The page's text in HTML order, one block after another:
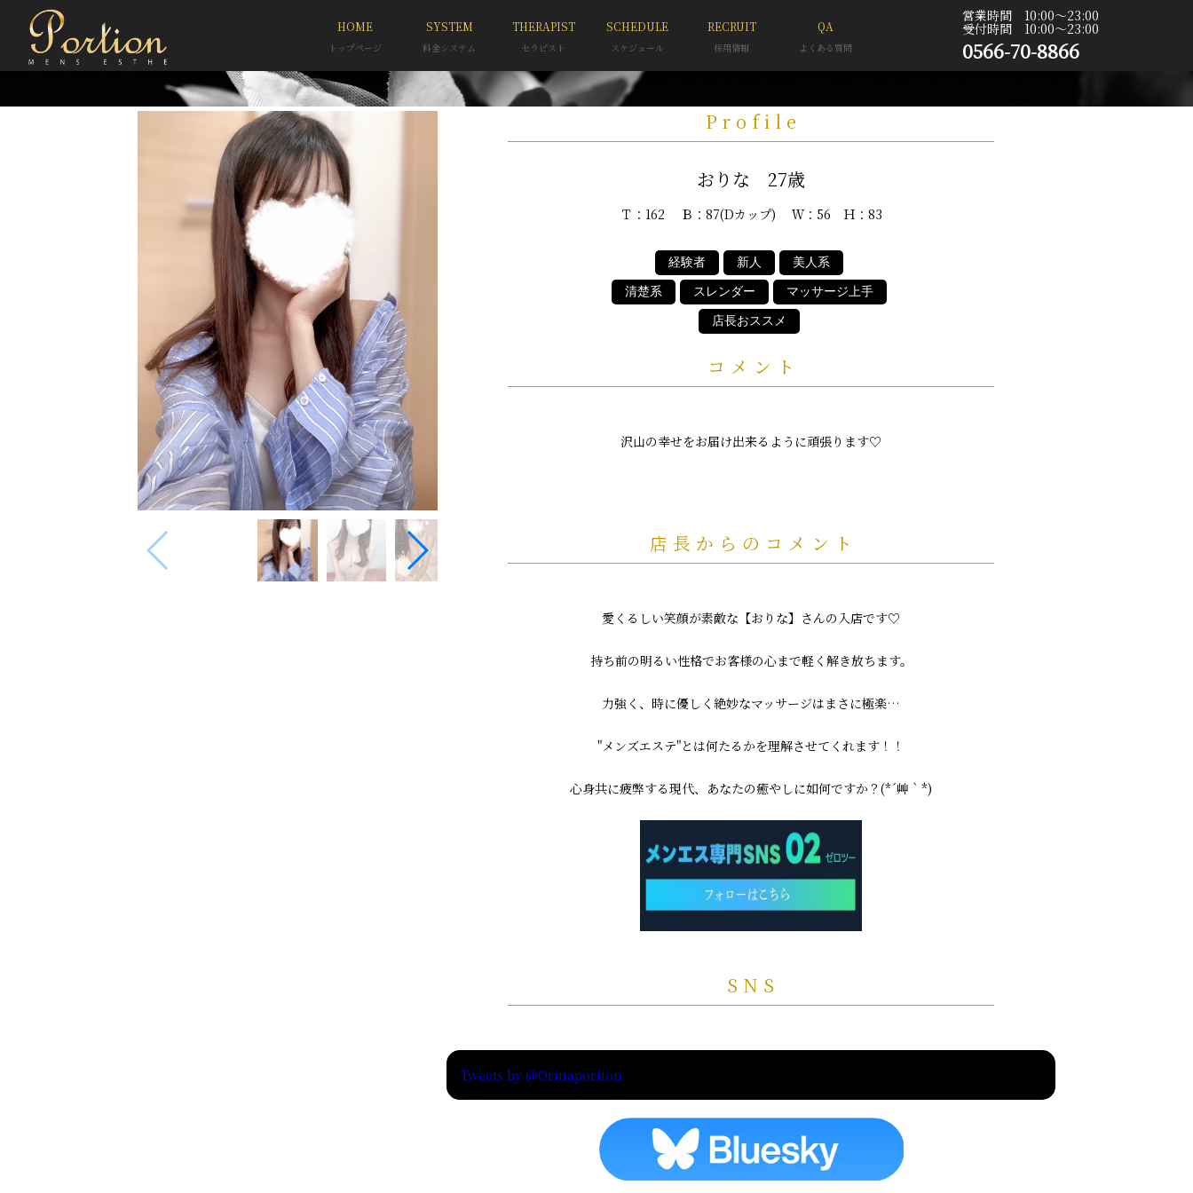
HOME
トップページ
SYSTEM
料金システム
THERAPIST
セラピスト
SCHEDULE
スケジュール
RECRUIT
採用情報
QA
よくある質問
営業時間 10:00〜23:00
受付時間 10:00〜23:00
0566-70-8866
Profile
おりな 27歳
Ｔ：162 Ｂ：87(Dカップ) Ｗ：56 Ｈ：83
経験者 新人 美人系
清楚系 スレンダー マッサージ上手
店長おススメ
コメント
沢山の幸せをお届け出来るように頑張ります♡
店長からのコメント
愛くるしい笑顔が素敵な【おりな】さんの入店です♡
持ち前の明るい性格でお客様の心まで軽く解き放ちます。
力強く、時に優しく絶妙なマッサージはまさに極楽…
"メンズエステ"とは何たるかを理解させてくれます！！
心身共に疲弊する現代、あなたの癒やしに如何ですか？(*´艸｀*)
SNS
Tweets by @Orinaportion